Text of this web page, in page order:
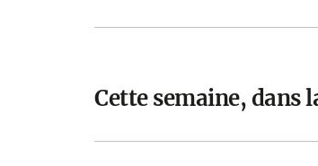
Cette semaine, dans